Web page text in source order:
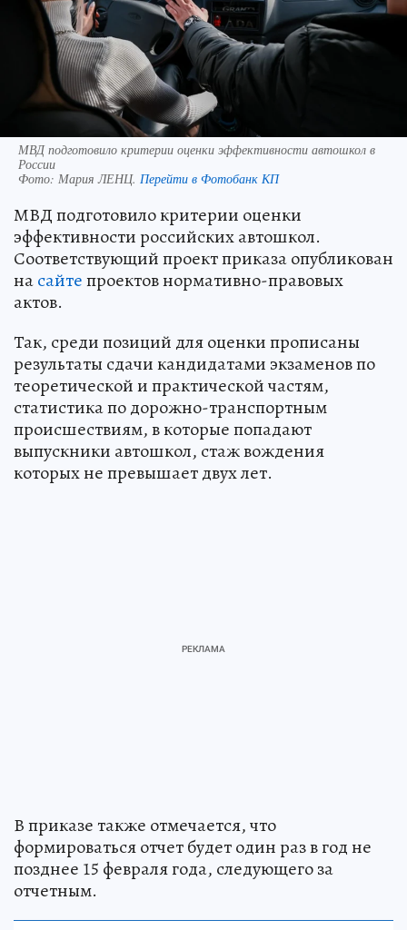
МВД подготовило критерии оценки эффективности автошкол в
России
Фото: Мария ЛЕНЦ. Перейти в Фотобанк КП
МВД подготовило критерии оценки
эффективности российских автошкол.
Соответствующий проект приказа опубликован
насайтепроектов нормативно-правовых
актов.
Так, среди позиций для оценки прописаны
результаты сдачи кандидатами экзаменов по
теоретической и практической частям,
статистика по дорожно-транспортным
происшествиям, в которые попадают
выпускники автошкол, стаж вождения
которых не превышает двух лет.
В приказе также отмечается, что
формироваться отчет будет один раз в год не
позднее 15 февраля года, следующего за
отчетным.